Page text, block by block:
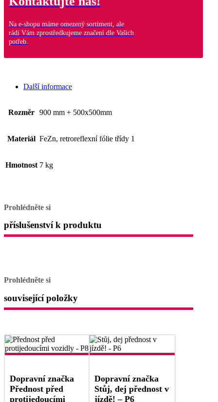
množství
Na e-shopu máme omezený sortiment, ale
rádi Vám zprostředkujeme značení dle Vašich
potřeb.
Další informace
Rozměr 900 mm + 500x500mm
Materiál FeZn, retroreflexní fólie třídy 1
Hmotnost 7 kg
Prohlédněte si
příslušenství k produktu
Prohlédněte si
související položky
Dopravní značka
Přednost před
protijedoucími
Dopravní značka
Stůj, dej přednost v
jízdě! – P6